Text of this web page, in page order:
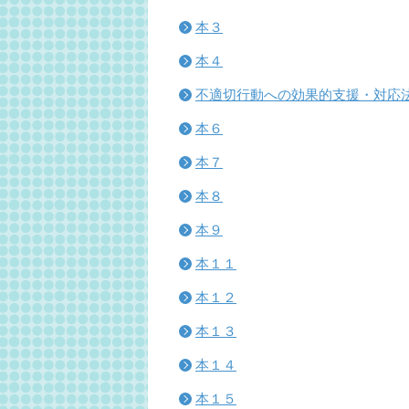
本３
本４
不適切行動への効果的支援・対応
本６
本７
本８
本９
本１１
本１２
本１３
本１４
本１５